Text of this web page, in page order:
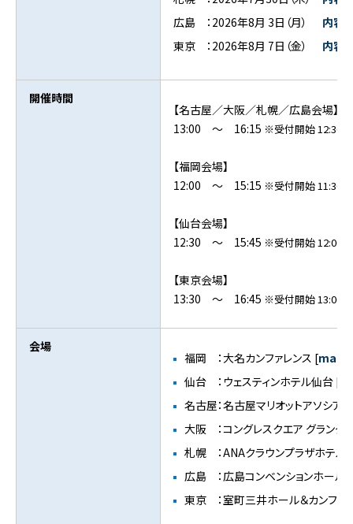
広島 ：2026年8月 3日（月）
内容
東京 ：2026年8月 7日（金）
内容
開催時間
【名古屋／大阪／札幌／広島会場】
13:00 ～ 16:15 ※受付開始 12:30～
【福岡会場】
12:00 ～ 15:15 ※受付開始 11:30～
【仙台会場】
12:30 ～ 15:45 ※受付開始 12:00～
【東京会場】
13:30 ～ 16:45 ※受付開始 13:00～
会場
福岡 ：大名カンファレンス [map
仙台 ：ウェスティンホテル仙台 [
名古屋：名古屋マリオットアソシア
大阪 ：コングレスクエア グラング
札幌 ：ANAクラウンプラザホテル
広島 ：広島コンベンションホール [
東京 ：室町三井ホール＆カンファ